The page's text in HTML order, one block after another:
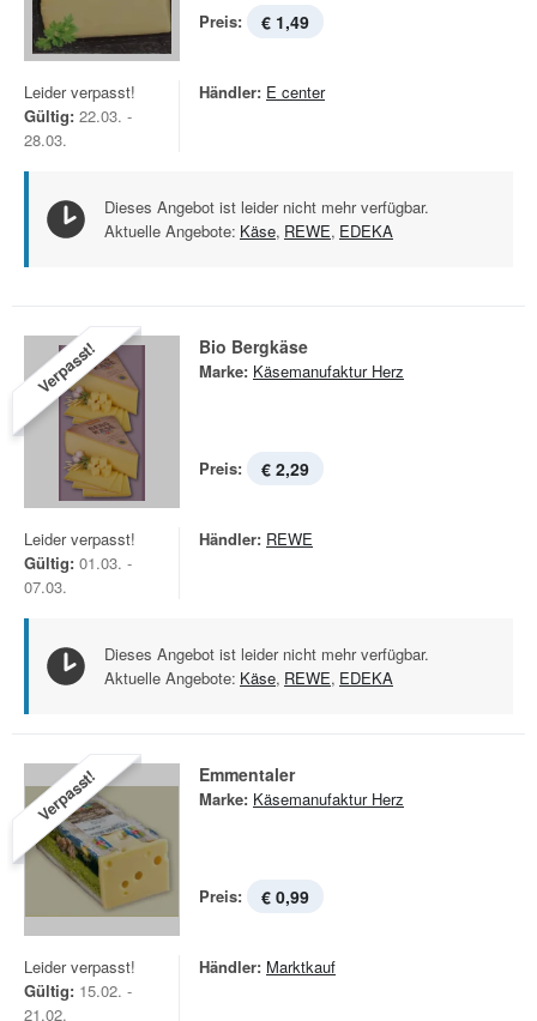
Preis: € 1,49
Leider verpasst!
Gültig: 22.03. -
28.03.
Händler: E center
Dieses Angebot ist leider nicht mehr verfügbar.
Aktuelle Angebote: Käse, REWE, EDEKA
Verpasst! Bio Bergkäse
Marke: Käsemanufaktur Herz
Preis: € 2,29
Leider verpasst!
Gültig: 01.03. -
07.03.
Händler: REWE
Dieses Angebot ist leider nicht mehr verfügbar.
Aktuelle Angebote: Käse, REWE, EDEKA
Verpasst! Emmentaler
Marke: Käsemanufaktur Herz
Preis: € 0,99
Leider verpasst!
Gültig: 15.02. -
21.02.
Händler: Marktkauf